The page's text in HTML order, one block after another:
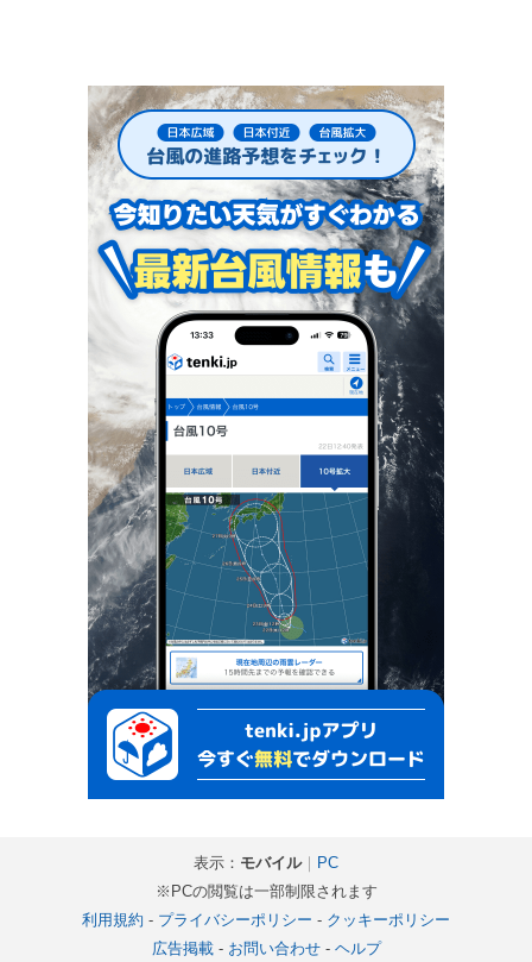
表示： モバイル｜ PC
※PCの閲覧は一部制限されます
利用規約 - プライバシーポリシー - クッキーポリシー
広告掲載- お問い合わせ- ヘルプ